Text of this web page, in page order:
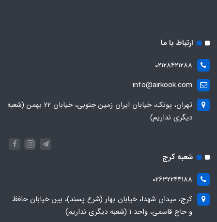
ارتباط با ما
02128421288
info@airkook.com
تهران، پونک، خیابان ایران زمین جنوبی، خیابان 22 بهمن (شعبه
دیگری نداریم)
شعبه کرج
02632244188
کرج، میدان شهدا، خیابان بهار (شرع پسند)، بین خیابان حافظ
و حاج قاسمی، واحد ۱ (شعبه دیگری نداریم)